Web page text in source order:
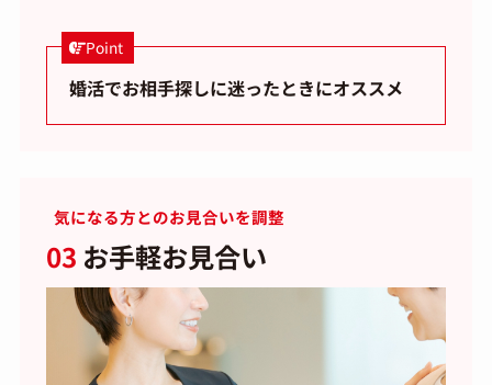
Point
婚活でお相手探しに迷ったときにオススメ
気になる方とのお見合いを調整
03 お手軽お見合い